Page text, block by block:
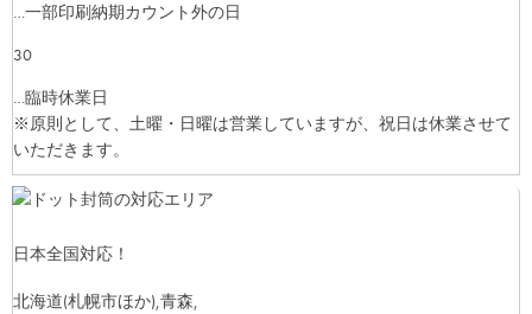
…一部印刷納期カウント外の日
30
…臨時休業日
※原則として、土曜・日曜は営業していますが、祝日は休業させて
いただきます。
日本全国対応！
北海道(札幌市ほか),青森,